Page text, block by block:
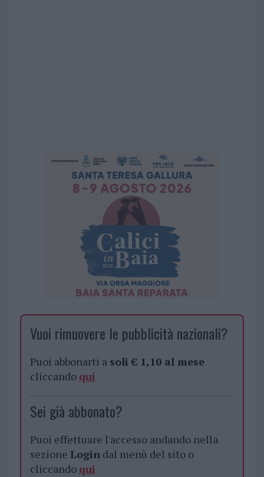
Vuoi rimuovere le pubblicità nazionali?
Puoi abbonarti a soli € 1,10 al mese
cliccando qui
Sei già abbonato?
Puoi effettuare l'accesso andando nella
sezione Logindal menù del sito o
cliccando qui